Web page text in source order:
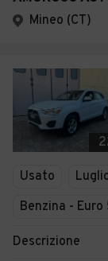
Mineo (CT)
Usato
Benzina - Euro
Descrizione